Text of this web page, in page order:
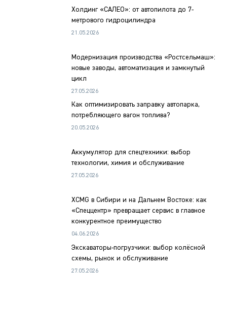
Холдинг «САЛЕО»: от автопилота до 7-
метрового гидроцилиндра
21.05.2026
Модернизация производства «Ростсельмаш»:
новые заводы, автоматизация и замкнутый
цикл
27.05.2026
Как оптимизировать заправку автопарка,
потребляющего вагон топлива?
20.05.2026
Аккумулятор для спецтехники: выбор
технологии, химия и обслуживание
27.05.2026
XCMG в Сибири и на Дальнем Востоке: как
«Спеццентр» превращает сервис в главное
конкурентное преимущество
04.06.2026
Экскаваторы-погрузчики: выбор колёсной
схемы, рынок и обслуживание
27.05.2026